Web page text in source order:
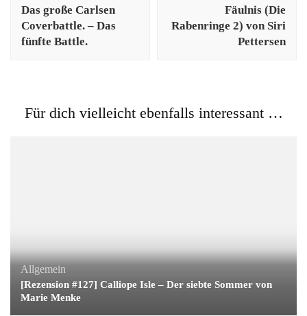
Das große Carlsen
Coverbattle. – Das
fünfte Battle.
Fäulnis (Die
Rabenringe 2) von Siri
Pettersen
Für dich vielleicht ebenfalls interessant …
Allgemein
[Rezension #127] Calliope Isle – Der siebte Sommer von
Marie Menke